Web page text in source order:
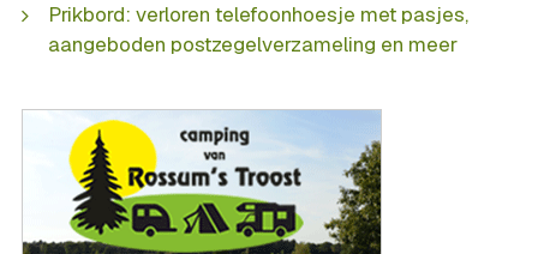
Prikbord: verloren telefoonhoesje met pasjes,
aangeboden postzegelverzameling en meer